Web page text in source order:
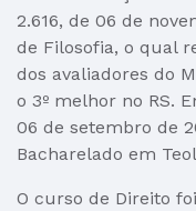
2.616, de 06 de
de Filosofia, o qual
dos avaliadores do
o 3º melhor no RS.
06 de setembro de
Bacharelado em
O curso de Direito